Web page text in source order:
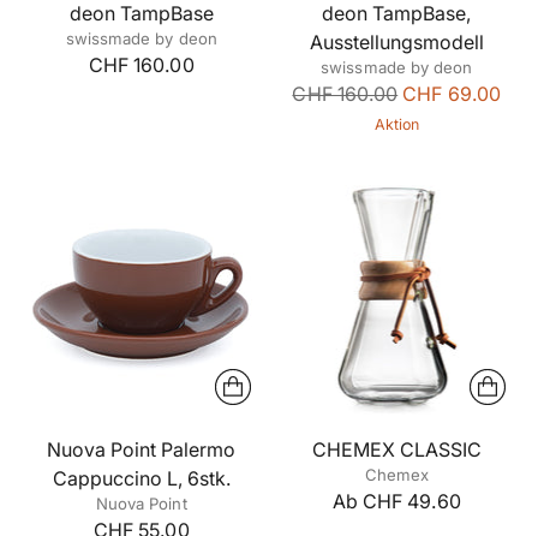
deon TampBase
swissmade by deon
CHF 160.00
deon TampBase,
Ausstellungsmodell
swissmade by deon
Regulärer
CHF 160.00 CHF 69.00
Aktion
Nuova Point Palermo
Cappuccino L, 6stk.
Nuova Point
CHF 55.00
CHEMEX CLASSIC
Chemex
Ab CHF 49.60